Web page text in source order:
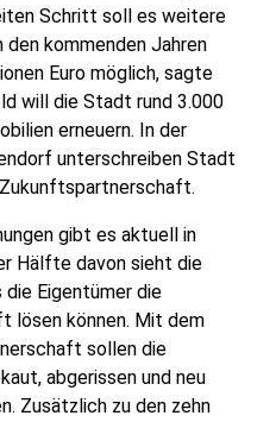
Schritt soll es weitere
den kommenden Jahren
Euro möglich, sagte
will die Stadt rund 3.000
erneuern. In der
unterschreiben Stadt
gibt es aktuell in
Hälfte davon sieht die
die Eigentümer die
lösen können. Mit dem
sollen die
abgerissen und neu
Zusätzlich zu den zehn